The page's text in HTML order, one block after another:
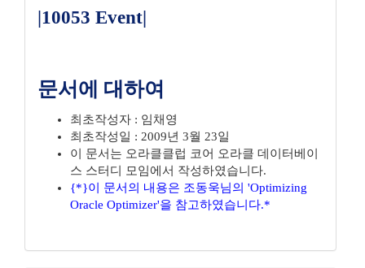
|10053 Event|
문서에 대하여
최초작성자 : 임채영
최초작성일 : 2009년 3월 23일
이 문서는 오라클클럽 코어 오라클 데이터베이
스 스터디 모임에서 작성하였습니다.
{*}이 문서의 내용은 조동욱님의 'Optimizing
Oracle Optimizer'을 참고하였습니다.*